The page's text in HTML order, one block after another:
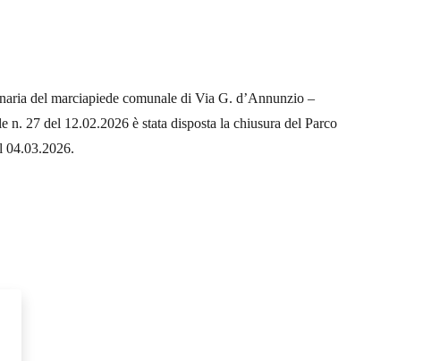
del marciapiede comunale di Via G. d’Annunzio –
27 del 12.02.2026 è stata disposta la chiusura del Parco
04.03.2026.